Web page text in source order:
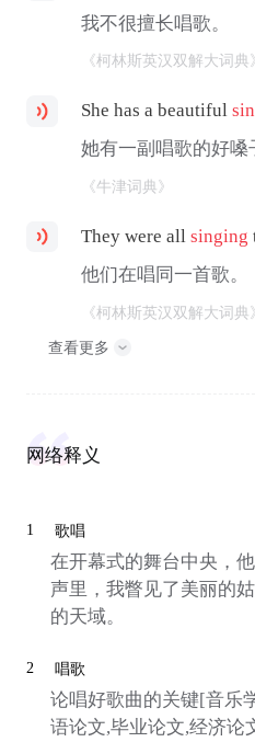
我不很擅长唱歌。
《柯林斯英汉双解大词典
She has a beautiful
她有一副唱歌的好嗓
《牛津词典》
They were allsinging
他们在唱同一首歌。
《柯林斯英汉双解大词典
查看更多
网络释义
1 歌唱
在开幕式的舞台中央，
声里，我瞥见了美丽的
的天域。
2 唱歌
论唱好歌曲的关键[音乐
语论文,毕业论文,经济论